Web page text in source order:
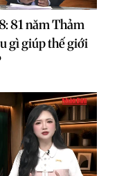
81 năm Thảm
gì giúp thế giới